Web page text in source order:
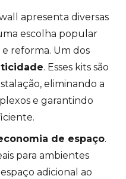
apresenta diversas
escolha popular
reforma. Um dos
. Esses kits são
eliminando a
e garantindo
de espaço.
para ambientes
adicional ao